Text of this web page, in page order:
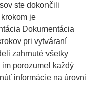
ste dokončili
je
Dokumentácia
pri vytváraní
zahrnuté všetky
porozumel každý
informácie na úrovni